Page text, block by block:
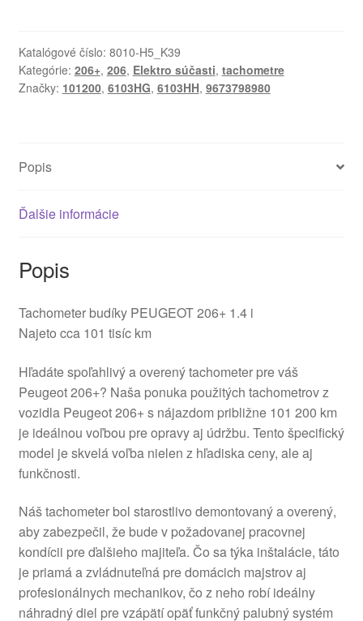
101200
km
9673798980
Katalógové číslo: 8010-H5_K39
Kategórie: 206+, 206, Elektro súčasti, tachometre
Značky: 101200, 6103HG, 6103HH, 9673798980
Popis
Ďalšie informácie
Popis
Tachometer budíky PEUGEOT 206+ 1.4 i
Najeto cca 101 tisíc km
Hľadáte spoľahlivý a overený tachometer pre váš
Peugeot 206+? Naša ponuka použitých tachometrov z
vozidla Peugeot 206+ s nájazdom približne 101 200 km
je ideálnou voľbou pre opravy aj údržbu. Tento špecifický
model je skvelá voľba nielen z hľadiska ceny, ale aj
funkčnosti.
Náš tachometer bol starostlivo demontovaný a overený,
aby zabezpečil, že bude v požadovanej pracovnej
kondícii pre ďalšieho majiteľa. Čo sa týka inštalácie, táto
je priamá a zvládnuteľná pre domácich majstrov aj
profesionálnych mechanikov, čo z neho robí ideálny
náhradný diel pre vzápätí opäť funkčný palubný systém